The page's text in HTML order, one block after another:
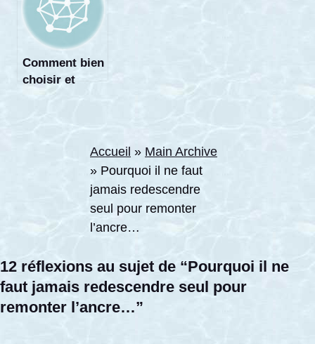
Comment bien
choisir et
utiliser un
Accueil » Main Archive
» Pourquoi il ne faut
jamais redescendre
seul pour remonter
l’ancre…
12 réflexions au sujet de “Pourquoi il ne
faut jamais redescendre seul pour
remonter l’ancre…”